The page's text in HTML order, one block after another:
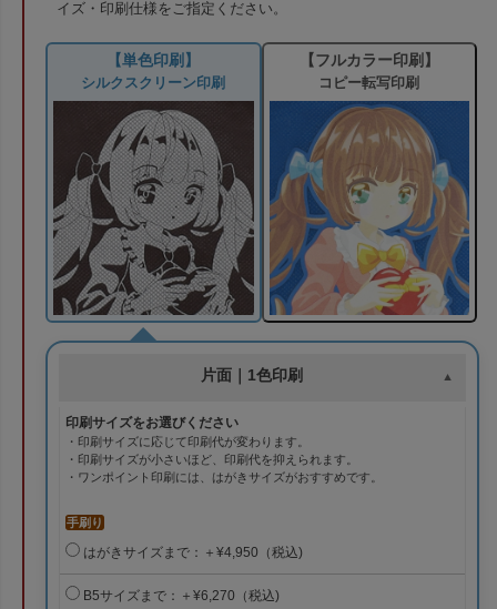
イズ・印刷仕様をご指定ください。
【単色印刷】
シルクスクリーン印刷
【フルカラー印刷】
コピー転写印刷
片面｜1色印刷
印刷サイズをお選びください
・印刷サイズに応じて印刷代が変わります。
・印刷サイズが小さいほど、印刷代を抑えられます。
・ワンポイント印刷には、はがきサイズがおすすめです。
手刷り
はがきサイズまで：＋¥4,950（税込)
B5サイズまで：＋¥6,270（税込)